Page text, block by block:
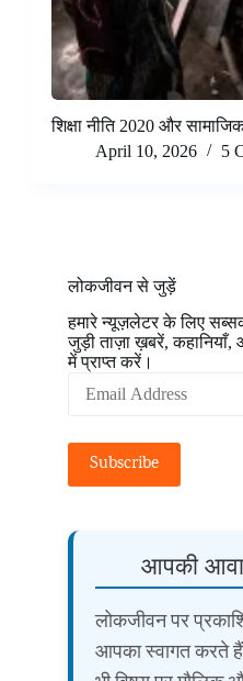
शिक्षा नीति 2020 और
April 10, 2026
5
लोकजीवन से जुड़ें
हमारे न्यूज़लेटर के लिए
जुड़ी ताज़ा ख़बरें, कहानियाँ,
में प्राप्त करें।
Address
Subscribe
आपकी
लोकजीवन पर
आपका स्वागत करते